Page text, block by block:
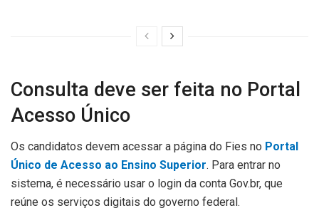
Consulta deve ser feita no Portal
Acesso Único
Os candidatos devem acessar a página do Fies no Portal
Único de Acesso ao Ensino Superior. Para entrar no
sistema, é necessário usar o login da conta Gov.br, que
reúne os serviços digitais do governo federal.